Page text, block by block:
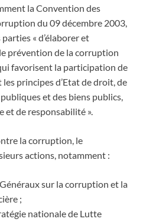
la Convention des
du 09 décembre 2003,
« d’élaborer et
prévention de la corruption
favorisent la participation de
principes d’Etat de droit, de
et des biens publics,
et de responsabilité ».
la corruption, le
actions, notamment :
sur la corruption et la
;
nationale de Lutte